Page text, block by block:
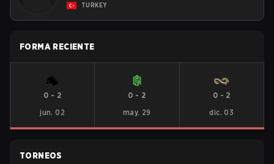
TURKEY
FORMA RECIENTE
0 - 2
jun. 02
0 - 2
may. 29
0 - 2
dic. 03
TORNEOS